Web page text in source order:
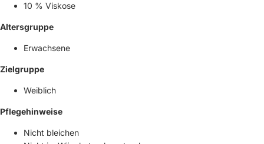
10 % Viskose
Altersgruppe
Erwachsene
Zielgruppe
Weiblich
Pflegehinweise
Nicht bleichen